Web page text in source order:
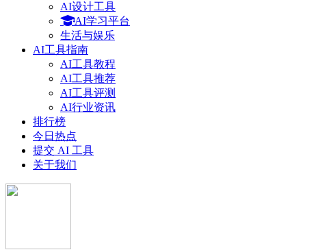
AI设计工具
AI学习平台
生活与娱乐
AI工具指南
AI工具教程
AI工具推荐
AI工具评测
AI行业资讯
排行榜
今日热点
提交 AI 工具
关于我们